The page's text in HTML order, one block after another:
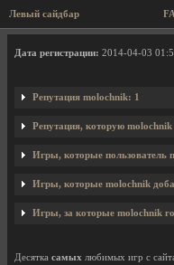
Левый сайдбар Профиль
Дата регистрации: 2014-04-03
Репутация molochnik: 1
Репутация, которую
Игры, которые пользователь
Игры, которые molochnik
Игры, за которые molochnik
Десятка самых любимых игр с